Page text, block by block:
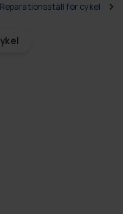
Reparationsställ för cykel